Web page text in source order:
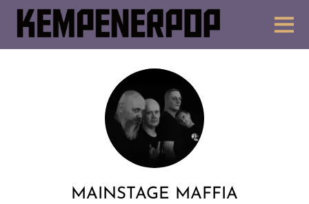
MAINSTAGE MAFFIA